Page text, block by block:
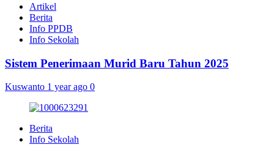
Artikel
Berita
Info PPDB
Info Sekolah
Sistem Penerimaan Murid Baru Tahun 2025
Kuswanto 1 year ago 0
Berita
Info Sekolah